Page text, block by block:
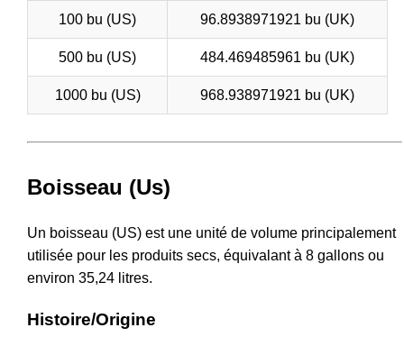
100 bu (US) 96.8938971921 bu (UK)
500 bu (US) 484.469485961 bu (UK)
1000 bu (US) 968.938971921 bu (UK)
Boisseau (Us)
Un boisseau (US) est une unité de volume principalement
utilisée pour les produits secs, équivalant à 8 gallons ou
environ 35,24 litres.
Histoire/Origine